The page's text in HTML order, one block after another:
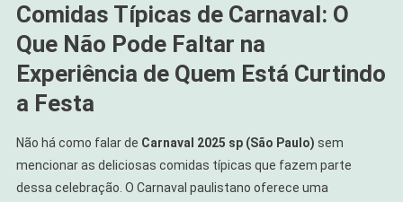
Comidas Típicas de Carnaval: O
Que Não Pode Faltar na
Experiência de Quem Está Curtindo
a Festa
Não há como falar de Carnaval 2025 sp (São Paulo) sem
mencionar as deliciosas comidas típicas que fazem parte
dessa celebração. O Carnaval paulistano oferece uma